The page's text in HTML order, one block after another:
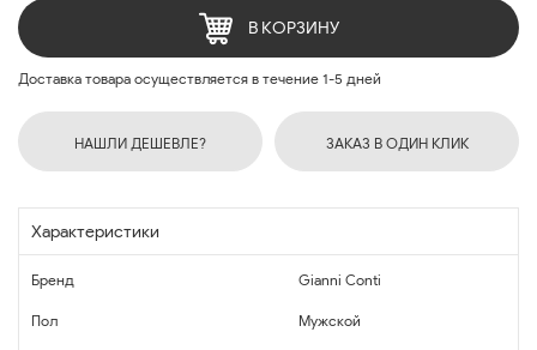
В КОРЗИНУ
Доставка товара осуществляется в течение 1-5 дней
НАШЛИ ДЕШЕВЛЕ? ЗАКАЗ В ОДИН КЛИК
Характеристики
Бренд Gianni Conti
Пол Мужской